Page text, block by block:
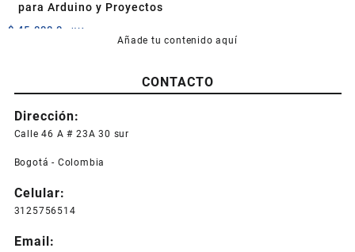
para Arduino y Proyectos
$ 45.000,0 +IVA
Añade tu contenido aquí
CONTACTO
Dirección:
Calle 46 A # 23A 30 sur
Bogotá - Colombia
Celular:
3125756514
Email: